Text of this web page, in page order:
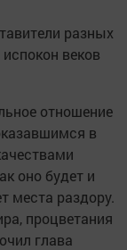
разных
веков
отношение
в
оно будет и
места раздору.
процветания
глава